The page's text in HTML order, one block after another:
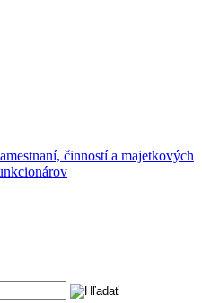
činností a majetkových